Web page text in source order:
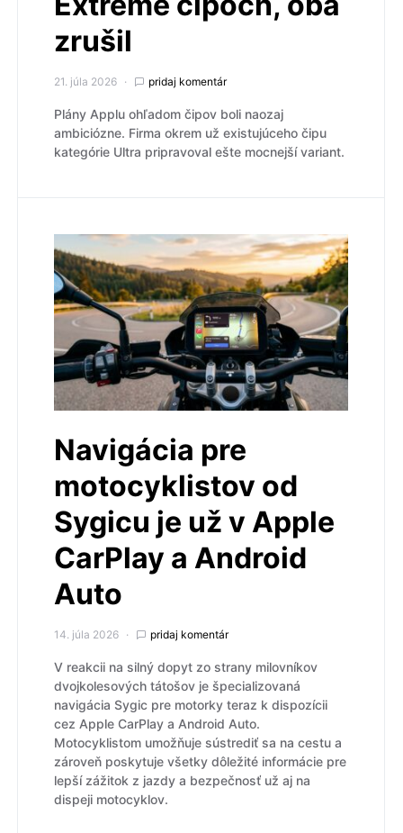
zrušil
21. júla 2026 pridaj komentár
Plány Applu ohľadom čipov boli naozaj
ambiciózne. Firma okrem už existujúceho čipu
kategórie Ultra pripravoval ešte mocnejší variant.
Navigácia pre
motocyklistov od
Sygicu je už v Apple
CarPlay a Android
Auto
14. júla 2026 pridaj komentár
V reakcii na silný dopyt zo strany milovníkov
dvojkolesových tátošov je špecializovaná
navigácia Sygic pre motorky teraz k dispozícii
cez Apple CarPlay a Android Auto.
Motocyklistom umožňuje sústrediť sa na cestu a
zároveň poskytuje všetky dôležité informácie pre
lepší zážitok z jazdy a bezpečnosť už aj na
dispeji motocyklov.